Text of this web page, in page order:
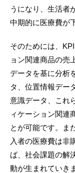
うになり、生活者
中期的に医療費が
そのためには、
ョン関連商品の売
データを基に分析
タ、位置情報デー
意識データ、これ
ィケーション関連
とが可能です。ま
入者の医療費は非
ば、社会課題の解
動が生まれていき